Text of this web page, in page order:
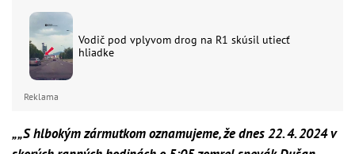
Vodič pod vplyvom drog na R1 skúsil utiecť
hliadke
Reklama
„„S hlbokým zármutkom oznamujeme, že dnes 22. 4. 2024 v